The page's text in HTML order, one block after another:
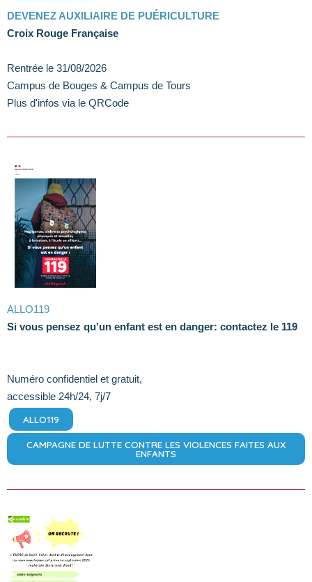
DEVENEZ AUXILIAIRE DE PUÉRICULTURE
Croix Rouge Française
Rentrée le 31/08/2026
Campus de Bouges & Campus de Tours
Plus d'infos via le QRCode
ALLO119
Si vous pensez qu'un enfant est en danger: contactez le 119
Numéro confidentiel et gratuit,
accessible 24h/24, 7j/7
ALLO119
CAMPAGNE DE LUTTE CONTRE LES VIOLENCES FAITES AUX
ENFANTS